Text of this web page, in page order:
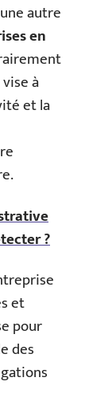
autre
en
à
et la
?
et
pour
des